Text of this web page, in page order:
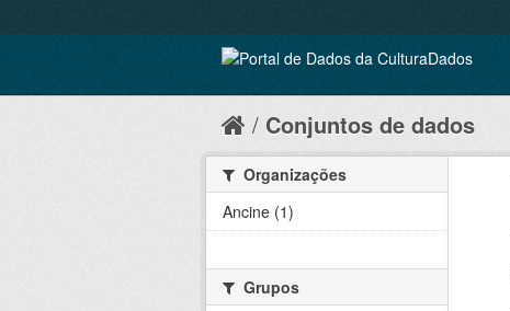
Conjuntos de dados
Organizações
Ancine (1)
Grupos